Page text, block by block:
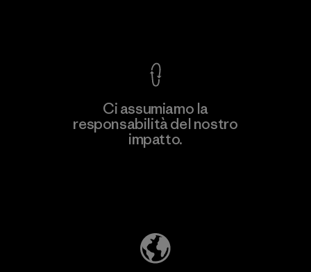
Scopri di più
Ci assumiamo la
responsabilità del nostro
impatto.